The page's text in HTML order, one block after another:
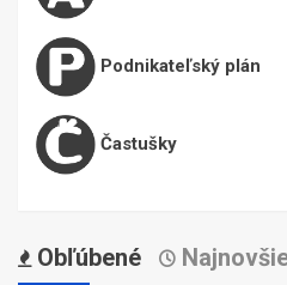
Podnikateľský plán
Častušky
Obľúbené